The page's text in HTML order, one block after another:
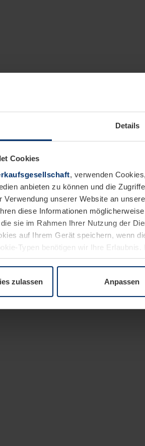
Details
Cookies
, verwenden
anbieten zu können und die
Verwendung unserer Website an
diese Informationen
sie im Rahmen Ihrer Nutzung der
auf Ihrem Gerät speichern, wenn
Typen benötigen wir Ihre
Datenschutzerklärungunserer
zulassen Anpassen